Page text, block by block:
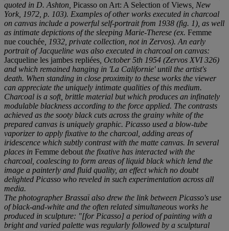
quoted in D. Ashton, Picasso on Art: A Selection of Views , New
York, 1972, p. 103). Examples of other works executed in charcoal
on canvas include a powerful self-portrait from 1938 (fig. 1), as well
as intimate depictions of the sleeping Marie-Therese (ex. Femme
nue couchée , 1932, private collection, not in Zervos). An early
portrait of Jacqueline was also executed in charcoal on canvas:
Jacqueline les jambes repliées , October 5th 1954 (Zervos XVI 326)
and which remained hanging in 'La Californie' until the artist's
death. When standing in close proximity to these works the viewer
can appreciate the uniquely intimate qualities of this medium.
Charcoal is a soft, brittle material but which produces an infinately
modulable blackness according to the force applied. The contrasts
achieved as the sooty black cuts across the grainy white of the
prepared canvas is uniquely graphic. Picasso used a blow-tube
vaporizer to apply fixative to the charcoal, adding areas of
iridescence which subtly contrast with the matte canvas. In several
places in Femme debout the fixative has interacted with the
charcoal, coalescing to form areas of liquid black which lend the
image a painterly and fluid quality, an effect which no doubt
delighted Picasso who reveled in such experimentation across all
media.
The photographer Brassaï also drew the link between Picasso's use
of black-and-white and the often related simultaneous works he
produced in sculpture: "[for Picasso] a period of painting with a
bright and varied palette was regularly followed by a sculptural